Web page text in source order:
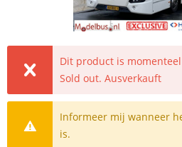
Dit product is
Sold out. Ausverkauft
Informeer mij wanneer
is.